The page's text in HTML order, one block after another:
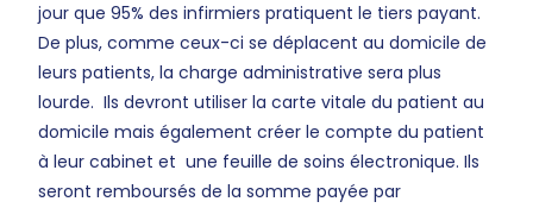
jour que 95% des infirmiers pratiquent le tiers payant.
De plus, comme ceux-ci se déplacent au domicile de
leurs patients, la charge administrative sera plus
lourde. Ils devront utiliser la carte vitale du patient au
domicile mais également créer le compte du patient
à leur cabinet et une feuille de soins électronique. Ils
seront remboursés de la somme payée par